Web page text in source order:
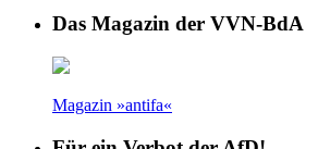
Das Magazin der VVN-BdA
Magazin »antifa«